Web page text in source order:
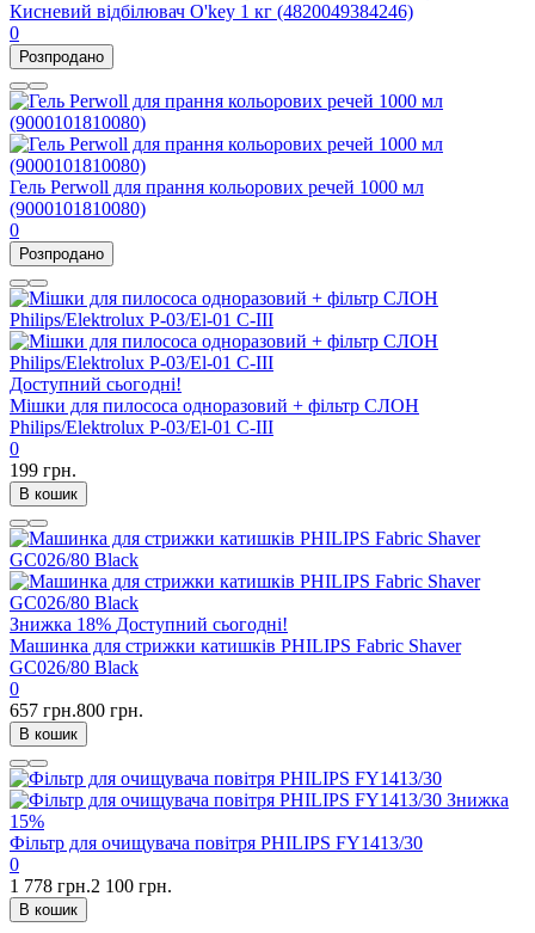
Кисневий відбілювач O'key 1 кг (4820049384246)
0
Розпродано
Гель Perwoll для прання кольорових речей 1000 мл
(9000101810080)
0
Розпродано
Доступний сьогодні!
Мішки для пилососа одноразовий + фільтр СЛОН
Philips/Elektrolux P-03/El-01 C-III
0
199 грн.
В кошик
Знижка 18% Доступний сьогодні!
Машинка для стрижки катишків PHILIPS Fabric Shaver
GC026/80 Black
0
657 грн.800 грн.
В кошик
Знижка
15%
Фільтр для очищувача повітря PHILIPS FY1413/30
0
1 778 грн.2 100 грн.
В кошик